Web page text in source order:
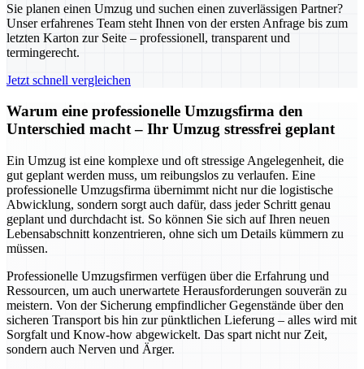
Sie planen einen Umzug und suchen einen zuverlässigen Partner?
Unser erfahrenes Team steht Ihnen von der ersten Anfrage bis zum
letzten Karton zur Seite – professionell, transparent und
termingerecht.
Jetzt schnell vergleichen
Warum eine professionelle Umzugsfirma den
Unterschied macht – Ihr Umzug stressfrei geplant
Ein Umzug ist eine komplexe und oft stressige Angelegenheit, die
gut geplant werden muss, um reibungslos zu verlaufen. Eine
professionelle Umzugsfirma übernimmt nicht nur die logistische
Abwicklung, sondern sorgt auch dafür, dass jeder Schritt genau
geplant und durchdacht ist. So können Sie sich auf Ihren neuen
Lebensabschnitt konzentrieren, ohne sich um Details kümmern zu
müssen.
Professionelle Umzugsfirmen verfügen über die Erfahrung und
Ressourcen, um auch unerwartete Herausforderungen souverän zu
meistern. Von der Sicherung empfindlicher Gegenstände über den
sicheren Transport bis hin zur pünktlichen Lieferung – alles wird mit
Sorgfalt und Know-how abgewickelt. Das spart nicht nur Zeit,
sondern auch Nerven und Ärger.